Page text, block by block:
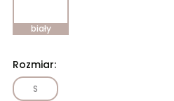
biały
Rozmiar:
S